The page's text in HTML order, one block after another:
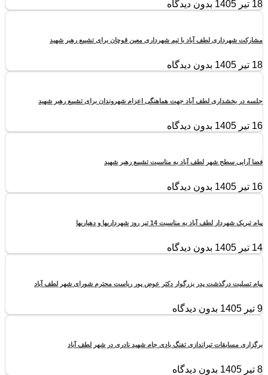
18 تیر 1405 بدون دیدگاه
مشارکت شهرداری لطف آباد با تیم شهرداری معین قوچان برای تشییع رهبر شهید
18 تیر 1405 بدون دیدگاه
جلسه در بخشداری لطف آباد جهت هماهنگی اعزام شهروندان برای تشییع رهبر شهید
16 تیر 1405 بدون دیدگاه
فضا آرایی سطح شهر لطف آباد به مناسبت تشییع رهبر شهید
16 تیر 1405 بدون دیدگاه
پیام تبریک شهردار لطف آباد به مناسبت 14 تیر روز شهرداریها و دهیاریها
14 تیر 1405 بدون دیدگاه
پیام تسلیت درگذشت پدر بزرگوار دکتر عوض پور ریاست محترم شورای شهر لطف آباد
9 تیر 1405 بدون دیدگاه
برگزاری مسابقات تیراندازی تفنگ بادی جام شهید نادری در شهر لطف آباد
8 تیر 1405 بدون دیدگاه